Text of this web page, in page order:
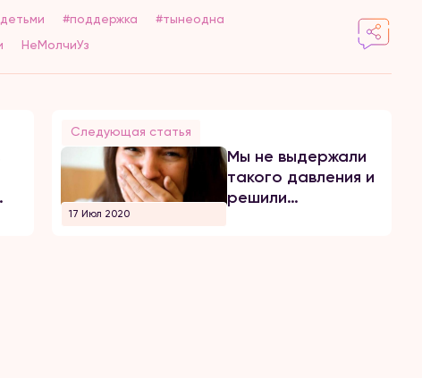
#поддержка
#тынеодна
НеМолчиУз
Следующая статья
17 Июл 2020
Мы не выдержали
такого давления и
решили